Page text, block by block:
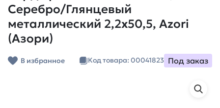
Серебро/Глянцевый
металлический 2,2х50,5, Azori
(Азори)
В избранное Код товара: 00041823 Под заказ